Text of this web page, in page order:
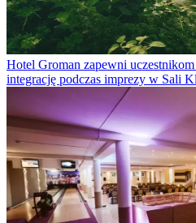
Hotel Groman zapewni
integrację podczas imprezy w Sali